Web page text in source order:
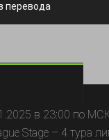
перевода
в 23:00 по
Stage – 4 тура